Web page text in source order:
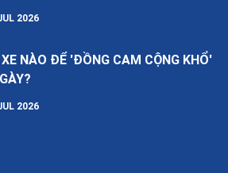
2026
XE NÀO ĐỂ 'ĐỒNG CAM CỘNG KHỔ'
2026